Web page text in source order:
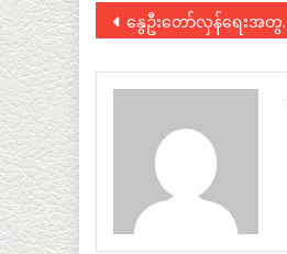
Post
navigation
နွေဦးတော်လှန်ရေးအတွင်း ကျဆုံးခဲ့သော ဗကသ ရဲဘော်များအား ဂုဏ်ပြုပွဲသို့ ပေးပို့သည့် သဝဏ်လွှာ